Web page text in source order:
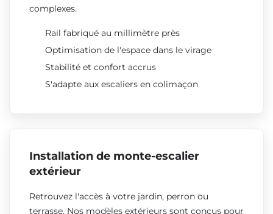
complexes.
Rail fabriqué au millimètre près
Optimisation de l'espace dans le virage
Stabilité et confort accrus
S'adapte aux escaliers en colimaçon
Installation de monte-escalier
extérieur
Retrouvez l'accès à votre jardin, perron ou
terrasse. Nos modèles extérieurs sont conçus pour